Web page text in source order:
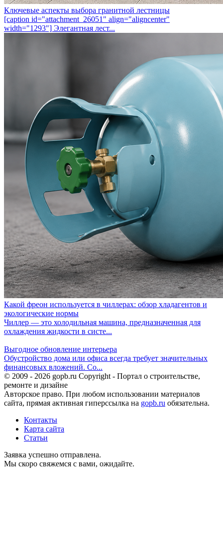
Ключевые аспекты выбора гранитной лестницы
[caption id="attachment_26051" align="aligncenter"
width="1293"] Элегантная лест...
Какой фреон используется в чиллерах: обзор хладагентов и
экологические нормы
Чиллер — это холодильная машина, предназначенная для
охлаждения жидкости в систе...
Выгодное обновление интерьера
Обустройство дома или офиса всегда требует значительных
финансовых вложений. Со...
© 2009 - 2026 gopb.ru Copyright - Портал о строительстве,
ремонте и дизайне
Авторское право. При любом использовании материалов
сайта, прямая активная гиперссылка на gopb.ru обязательна.
Контакты
Карта сайта
Статьи
Заявка успешно отправлена.
Мы скоро свяжемся с вами, ожидайте.